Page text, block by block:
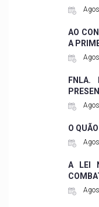
AO
A
FNLA.
O
A LEI